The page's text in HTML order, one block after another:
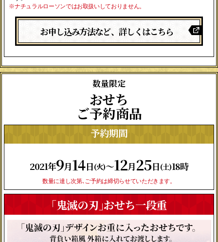
※ナチュラルローソンではお取扱いしておりません。
お申し込み方法など、詳しくはこちら
数量限定
おせち
ご予約商品
予約期間
2021年9月14日(火)〜12月25日(土)18時
数量に達し次第､ご予約は締切らせていただきます。
｢鬼滅の刃｣おせち一段重